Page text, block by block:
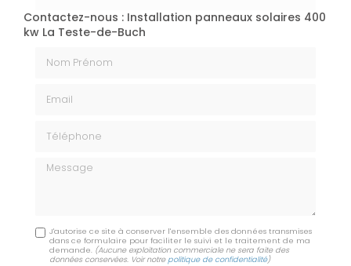
Contactez-nous : Installation panneaux solaires 400
kw La Teste-de-Buch
Message
J'autorise ce site à conserver l'ensemble des données transmises
dans ce formulaire pour faciliter le suivi et le traitement de ma
demande. (Aucune exploitation commerciale ne sera faite des
données conservées. Voir notre politique de confidentialité)